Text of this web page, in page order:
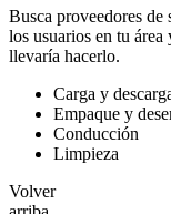
Busca proveedores
los usuarios en tu
llevaría hacerlo.
Carga y
Empaque y
Conducción
Limpieza
Volver